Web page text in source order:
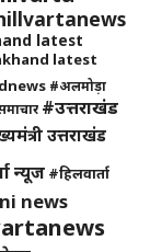
latest
latest
#अलमोड़ा
#उत्तराखंड
उत्तराखंड
न्यूज #हिलवार्ता
news